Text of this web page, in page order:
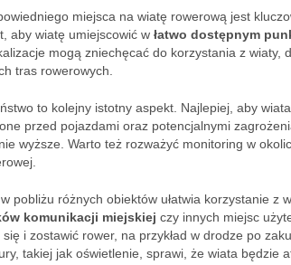
miejsca na wiatę rowerową jest
aby wiatę umiejscowić w łatwo dostępnym
mogą zniechęcać do korzystania z
tras rowerowych.
to kolejny istotny aspekt. Najlepiej, aby
przed pojazdami oraz potencjalnymi
wyższe. Warto też rozważyć monitoring w
w pobliżu różnych obiektów ułatwia korzystanie
komunikacji miejskiej czy innych miejsc
i zostawić rower, na przykład w drodze po
takiej jak oświetlenie, sprawi, że wiata będzie